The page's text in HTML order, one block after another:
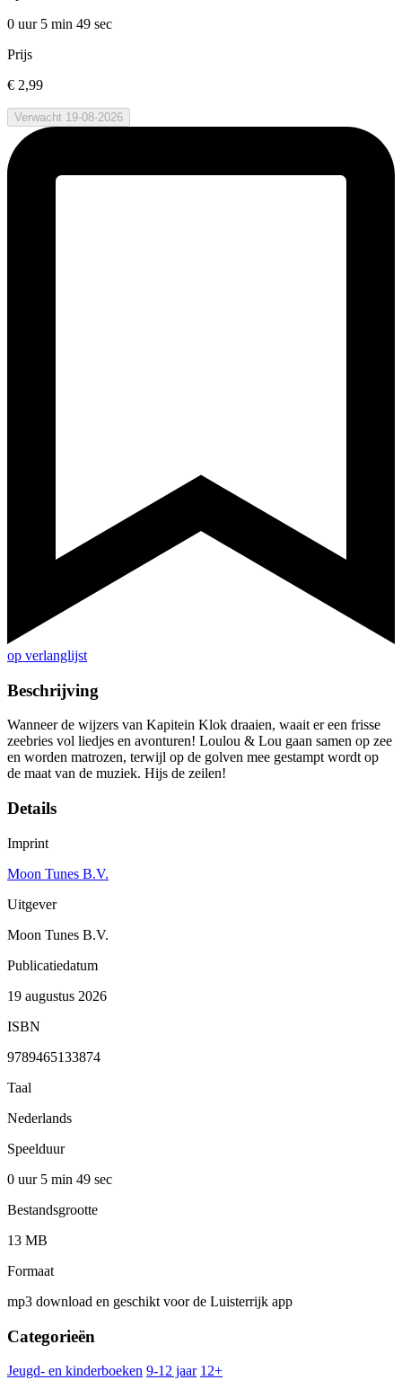
0 uur 5 min 49 sec
Prijs
€ 2,99
Verwacht 19-08-2026
op verlanglijst
Beschrijving
Wanneer de wijzers van Kapitein Klok draaien, waait er een frisse
zeebries vol liedjes en avonturen! Loulou & Lou gaan samen op zee
en worden matrozen, terwijl op de golven mee gestampt wordt op
de maat van de muziek. Hijs de zeilen!
Details
Imprint
Moon Tunes B.V.
Uitgever
Moon Tunes B.V.
Publicatiedatum
19 augustus 2026
ISBN
9789465133874
Taal
Nederlands
Speelduur
0 uur 5 min 49 sec
Bestandsgrootte
13 MB
Formaat
mp3 download en geschikt voor de Luisterrijk app
Categorieën
Jeugd- en kinderboeken 9-12 jaar 12+